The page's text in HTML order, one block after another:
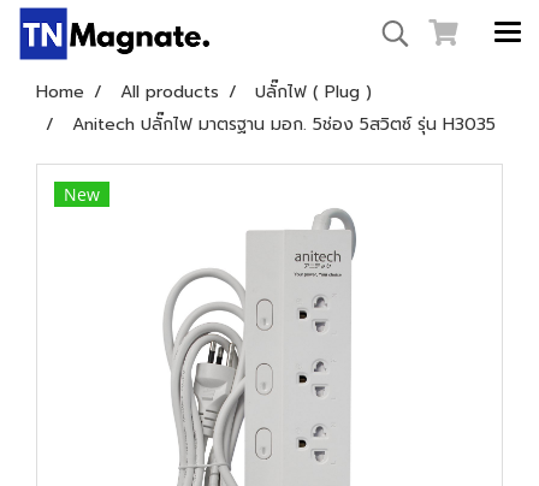
Home All products
ปลั๊กไฟ ( Plug )
Anitech ปลั๊กไฟ มาตรฐาน มอก. 5ช่อง 5สวิตซ์ รุ่น H3035
New